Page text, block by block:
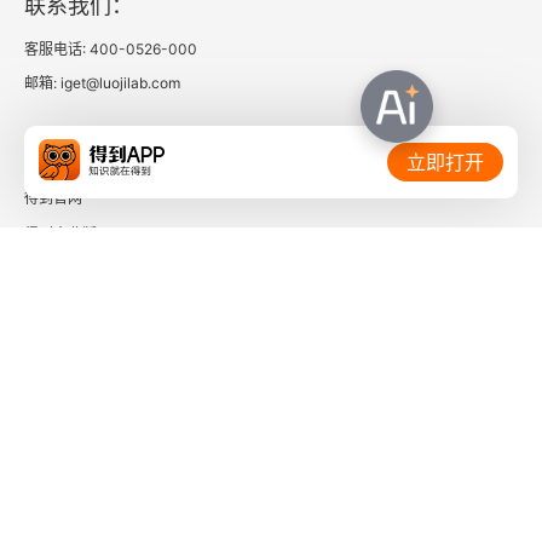
慢慢地，就这样
我对安静缓慢的柔情与敬意
“乱炖”的法则
联系我们：
客服电话: 400-0526-000
邮箱: iget@luojilab.com
相关链接：
得到官网
立即打开